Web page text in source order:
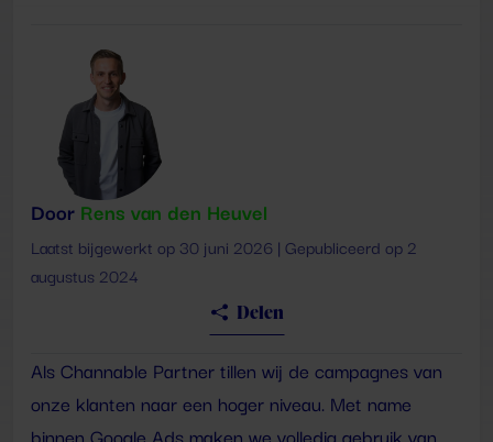
Door Rens van den Heuvel
Laatst bijgewerkt op 30 juni 2026 | Gepubliceerd op 2
augustus 2024
Delen
Als Channable Partner tillen wij de campagnes van
onze klanten naar een hoger niveau. Met name
binnen Google Ads maken we volledig gebruik van